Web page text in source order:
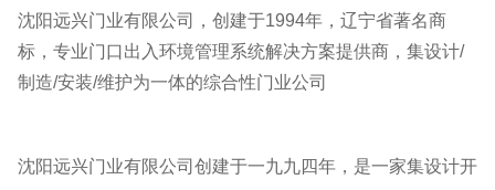
沈阳远兴门业有限公司，创建于1994年，辽宁省著名商
标，专业门口出入环境管理系统解决方案提供商，集设计/
制造/安装/维护为一体的综合性门业公司
沈阳远兴门业有限公司创建于一九九四年，是一家集设计开